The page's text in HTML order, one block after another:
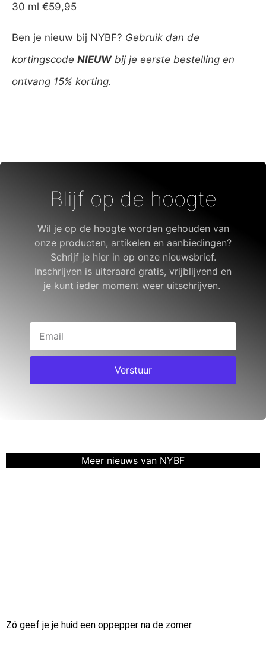
30 ml €59,95
Ben je nieuw bij NYBF? Gebruik dan de
kortingscode NIEUWbij je eerste bestelling en
ontvang 15% korting.
Blijf op de hoogte
Wil je op de hoogte worden gehouden van
onze producten, artikelen en aanbiedingen?
Schrijf je hier in op onze nieuwsbrief.
Inschrijven is uiteraard gratis, vrijblijvend en
je kunt ieder moment weer uitschrijven.
Verstuur
Meer nieuws van NYBF
Zó geef je je huid een oppepper na de zomer